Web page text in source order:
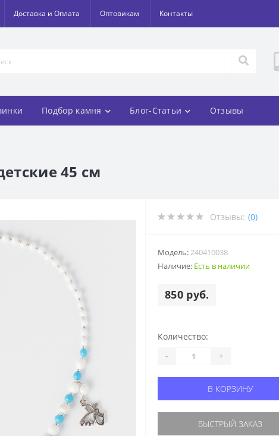
Доставка и Оплата Оптовикам Контакты
Подбор камня Блог-Статьи Отзывы
45 см
Отзывы: (0)
Модель: 240410038
Наличие: Есть в наличии
850 руб.
Количество:
- +
В КОРЗИНУ
БЫСТРЫЙ ЗАКАЗ